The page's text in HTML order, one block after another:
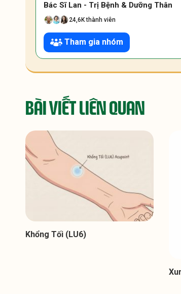
Bác Sĩ Lan - Trị Bệnh & Dưỡng Thân
24,6K thành viên
Tham gia nhóm
BÀI VIẾT LIÊN QUAN
Khổng Tối (LU6)